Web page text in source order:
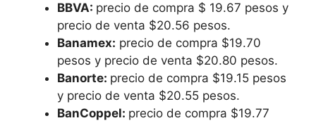
BBVA: precio de compra $ 19.67 pesos y
precio de venta $20.56 pesos.
Banamex: precio de compra $19.70
pesos y precio de venta $20.80 pesos.
Banorte: precio de compra $19.15 pesos
y precio de venta $20.55 pesos.
BanCoppel: precio de compra $19.77